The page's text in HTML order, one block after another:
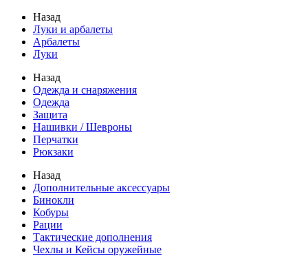
Назад
Луки и арбалеты
Арбалеты
Луки
Назад
Одежда и снаряжения
Одежда
Защита
Нашивки / Шевроны
Перчатки
Рюкзаки
Назад
Дополнительные аксессуары
Бинокли
Кобуры
Рации
Тактические дополнения
Чехлы и Кейсы оружейные